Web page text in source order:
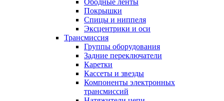
Покрышки
Спицы и ниппеля
Эксцентрики и оси
Трансмиссия
Группы оборудования
Задние переключатели
Каретки
Кассеты и звезды
Компоненты электронных
трансмиссий